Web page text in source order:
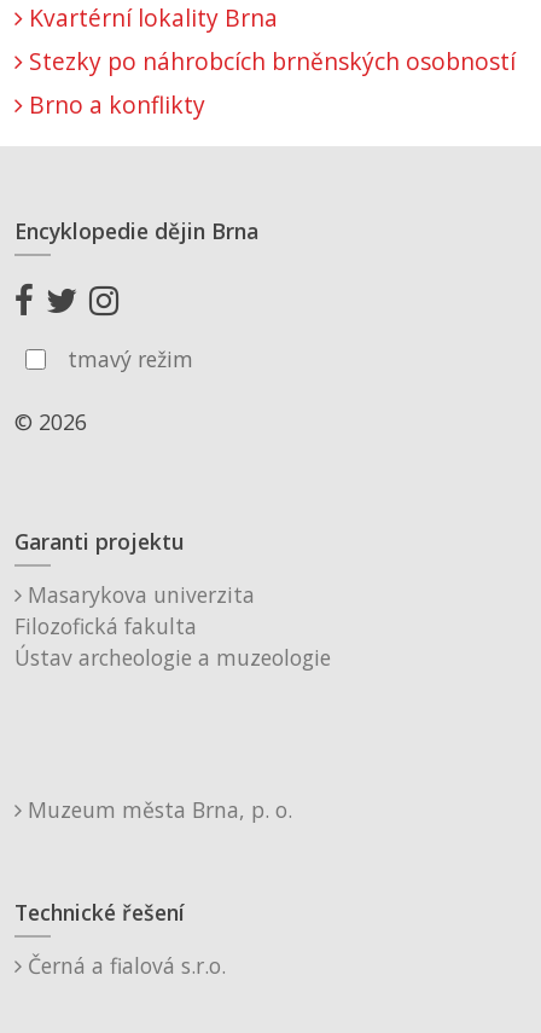
Kvartérní lokality Brna
Stezky po náhrobcích brněnských osobností
Brno a konflikty
Encyklopedie dějin Brna
tmavý režim
© 2026
Garanti projektu
Masarykova univerzita
Filozofická fakulta
Ústav archeologie a muzeologie
Muzeum města Brna, p. o.
Technické řešení
Černá a fialová s.r.o.